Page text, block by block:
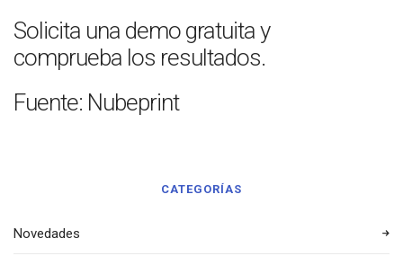
Solicita una demo gratuita y
comprueba los resultados.
Fuente: Nubeprint
CATEGORÍAS
Novedades